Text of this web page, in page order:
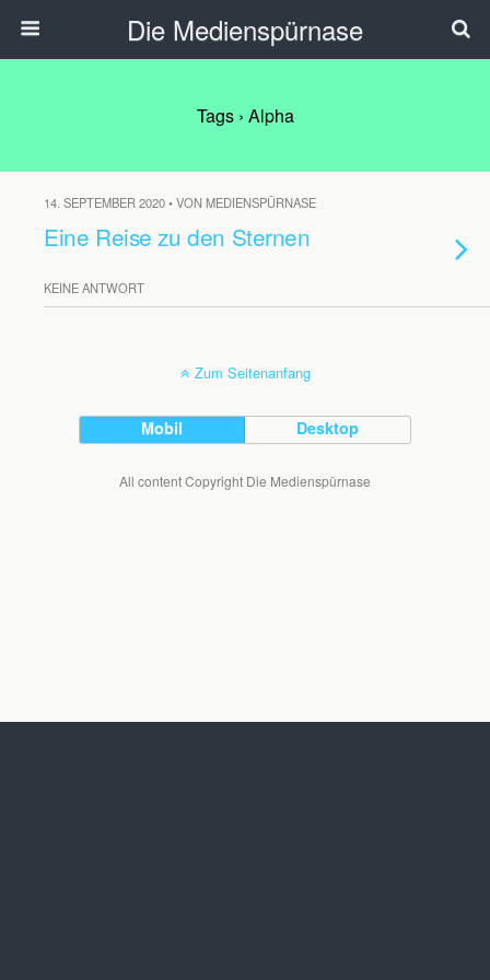
Die Medienspürnase
Tags › Alpha
14. SEPTEMBER 2020 • VON MEDIENSPÜRNASE
Eine Reise zu den Sternen
KEINE ANTWORT
Zum Seitenanfang
Mobil Desktop
All content Copyright Die Medienspürnase